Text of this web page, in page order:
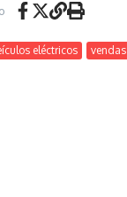
eléctricos vendas